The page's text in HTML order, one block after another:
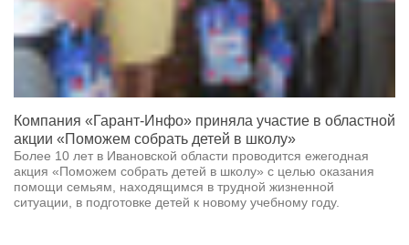
Компания «Гарант-Инфо» приняла участие в областной
акции «Поможем собрать детей в школу»
Более 10 лет в Ивановской области проводится ежегодная
акция «Поможем собрать детей в школу» с целью оказания
помощи семьям, находящимся в трудной жизненной
ситуации, в подготовке детей к новому учебному году.